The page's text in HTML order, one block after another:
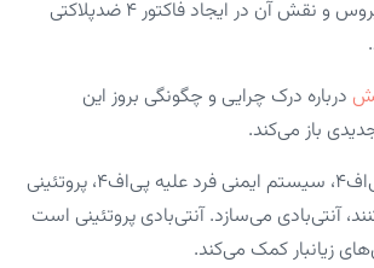
است، در مورد این ویروس و نقش آن در ایجاد فاکتور ۴ ضدپلاکتی
درباره درک چرایی و چگونگی بروز این
باز می‌کند.
در اختلالات آنتی‌ ـ‌ پی‌اف۴، سیستم ایمنی فرد علیه پی‌اف۴، پروتئینی
آنتی‌بادی می‌سازد. آنتی‌بادی پروتئینی است
زیانبار کمک می‌کند.